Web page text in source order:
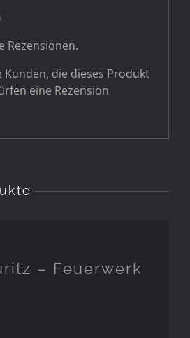
Rezensionen.
die dieses Produkt
eine Rezension
– Feuerwerk